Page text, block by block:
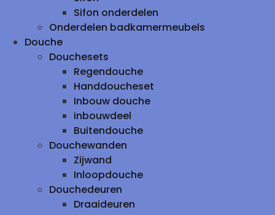
Sifon onderdelen
Onderdelen badkamermeubels
Douche
Douchesets
Regendouche
Handdoucheset
Inbouw douche
inbouwdeel
Buitendouche
Douchewanden
Zijwand
Inloopdouche
Douchedeuren
Draaideuren